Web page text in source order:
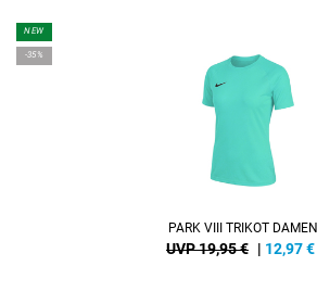
NEW
-35%
PARK VIII TRIKOT DAMEN
UVP 19,95 € | 12,97€